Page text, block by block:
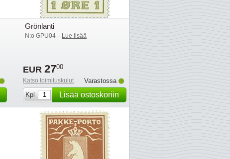
Grönlanti
N:o GPU04 - Lue lisää
EUR 2700
Katso toimituskulut
Varastossa
Kpl
Lisää ostoskoriin